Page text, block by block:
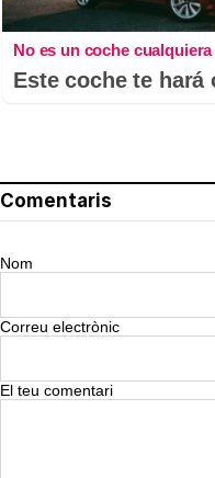
No es un coche cualquiera
Este coche te
Comentaris
Nom
Correu electrònic
El teu comentari